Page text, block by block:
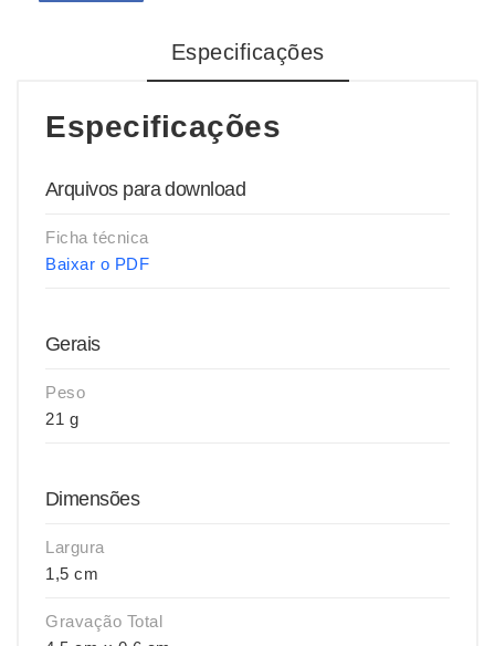
Especificações
Especificações
Arquivos para download
Ficha técnica
Baixar o PDF
Gerais
Peso
21 g
Dimensões
Largura
1,5 cm
Gravação Total